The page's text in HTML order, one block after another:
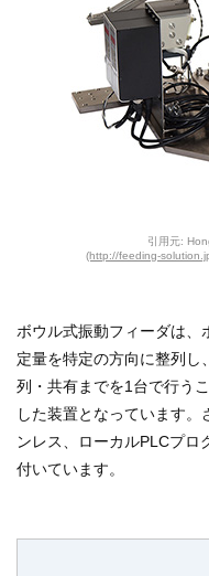
引用元:
(http://feeding-
ボウル式振動フィーダは、
定量を特定の方向に整列し
列・共有までを1台で行う
した装置となっています
ンレス、ローカルPLCプロ
付いています。